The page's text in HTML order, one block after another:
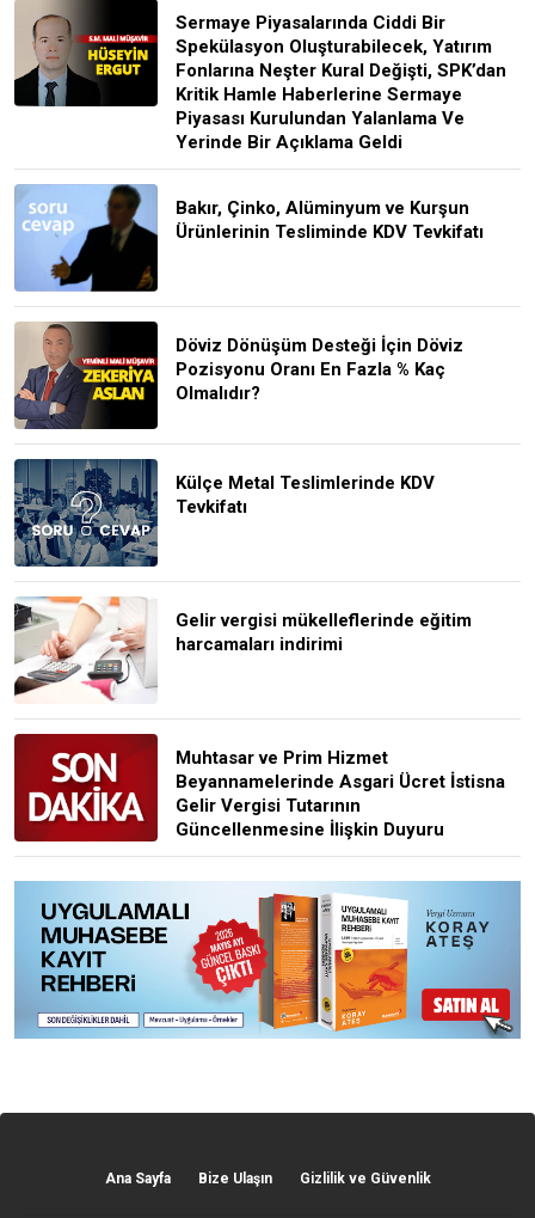
Sermaye Piyasalarında Ciddi Bir
Spekülasyon Oluşturabilecek, Yatırım
Fonlarına Neşter Kural Değişti, SPK’dan
Kritik Hamle Haberlerine Sermaye
Piyasası Kurulundan Yalanlama Ve
Yerinde Bir Açıklama Geldi
Bakır, Çinko, Alüminyum ve Kurşun
Ürünlerinin Tesliminde KDV Tevkifatı
Döviz Dönüşüm Desteği İçin Döviz
Pozisyonu Oranı En Fazla % Kaç
Olmalıdır?
Külçe Metal Teslimlerinde KDV
Tevkifatı
Gelir vergisi mükelleflerinde eğitim
harcamaları indirimi
Muhtasar ve Prim Hizmet
Beyannamelerinde Asgari Ücret İstisna
Gelir Vergisi Tutarının
Güncellenmesine İlişkin Duyuru
Ana Sayfa Bize Ulaşın Gizlilik ve Güvenlik